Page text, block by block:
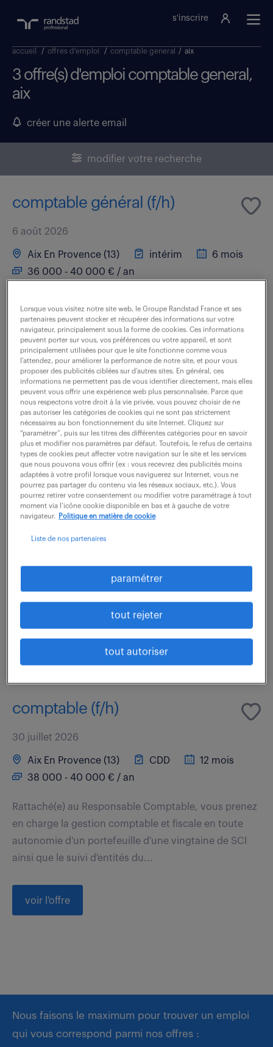
s'inscrire
accueil / offres d'emploi / comptable general / aix
3 offre(s) d'emploi comptable general,
aix
créer une alerte email
modifier votre recherche
comptable général (f/h)
6 août 2026
Aix En Provence (13) intérim
6 mois
36 000 - 40 000 € / an
taille humaine (4 personnes) et rattaché(e)
directement au Responsable Administratif et
Financier (RAF), vous prendrez en charge la gestion...
voir l'offre
comptable général (f/h)
30 juillet 2026
Aix En Provence (13) intérim
3 mois
en charge la gestion comptable et fiscale en toute
autonomie d'un portefeuille d'une vingtaine de SCI
ainsi que le suivi d'entités du...
comptable (f/h)
30 juillet 2026
Aix En Provence (13) CDD
12 mois
38 000 - 40 000 € / an
Rattaché(e) au Responsable Comptable, vous prenez
en charge la gestion comptable et fiscale en toute
autonomie d'un portefeuille d'une vingtaine de SCI
ainsi que le suivi d'entités du...
voir l'offre
Nous faisons le maximum pour trouver un emploi
qui vous correspond parmi nos offres :
Lorsque vous visitez notre site web, le Groupe Randstad France et ses
partenaires peuvent stocker et récupérer des informations sur votre
navigateur, principalement sous la forme de cookies. Ces informations
peuvent porter sur vous, vos préférences ou votre appareil, et sont
principalement utilisées pour que le site fonctionne comme vous
l’attendez, pour améliorer la performance de notre site, et pour vous
proposer des publicités ciblées sur d’autres sites. En général, ces
informations ne permettent pas de vous identifier directement, mais elles
peuvent vous offrir une expérience web plus personnalisée. Parce que
nous respectons votre droit à la vie privée, vous pouvez choisir de ne
pas autoriser les catégories de cookies qui ne sont pas strictement
nécessaires au bon fonctionnement du site Internet. Cliquez sur
“paramétrer”, puis sur les titres des différentes catégories pour en savoir
plus et modifier nos paramètres par défaut. Toutefois, le refus de certains
types de cookies peut affecter votre navigation sur le site et les services
que nous pouvons vous offrir (ex : vous recevrez des publicités moins
adaptées à votre profil lorsque vous naviguerez sur Internet, vous ne
pourrez pas partager du contenu via les réseaux sociaux, etc.). Vous
pourrez retirer votre consentement ou modifier votre paramétrage à tout
moment via l’icône cookie disponible en bas et à gauche de votre
navigateur.
Politique en matière de cookie
Liste de nos partenaires
paramétrer
tout rejeter
tout autoriser